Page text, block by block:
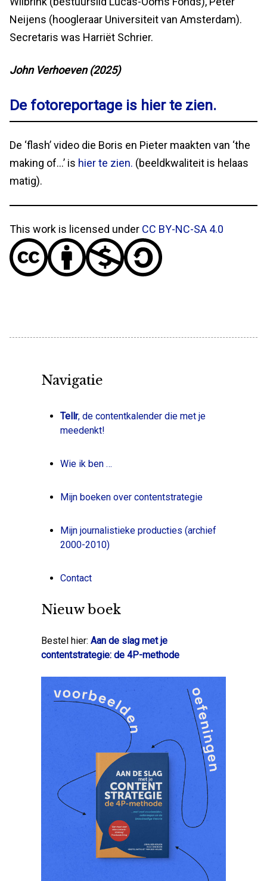
Neijens (hoogleraar Universiteit van Amsterdam).
Secretaris was Harriët Schrier.
John Verhoeven (2025)
De fotoreportage is hier te zien.
De ‘flash’ video die Boris en Pieter maakten van ‘the
making of…’ is hier te zien. (beeldkwaliteit is helaas
matig).
This work is licensed under CC BY-NC-SA 4.0
Navigatie
Tellr, de contentkalender die met je
meedenkt!
Wie ik ben …
Mijn boeken over contentstrategie
Mijn journalistieke producties (archief
2000-2010)
Contact
Nieuw boek
Bestel hier: Aan de slag met je
contentstrategie: de 4P-methode